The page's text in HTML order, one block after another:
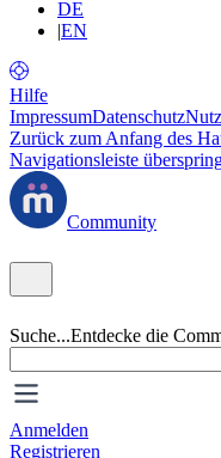
DE
|EN
Hilfe
ImpressumDatenschutz
Zurück zum Anfang des
Navigationsleiste
Community
Suche...Entdecke die
Anmelden
Registrieren